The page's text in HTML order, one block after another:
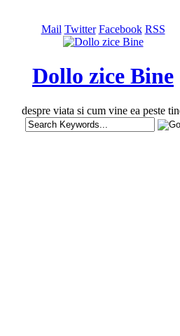
Mail Twitter Facebook RSS
Dollo zice Bine
despre viata si cum vine ea peste